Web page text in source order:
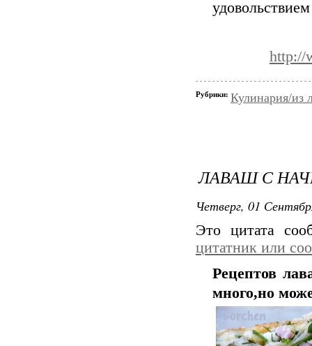
http://
Рубрики: Кулинария/из
ЛАВАШ С
Четверг, 01
Это цитата
цитатник или
Рецептов
много,но